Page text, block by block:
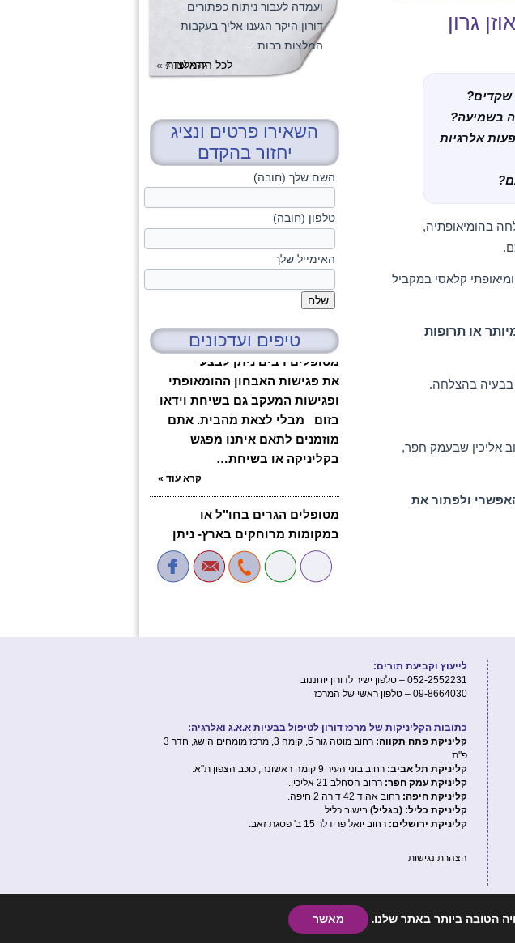
גרון
שקדים?
בשמיעה?
אלרגיות
בהומיאופתיה,
קלאסי במקביל
או תרופות
בבעיה בהצלחה.
אליכין שבעמק חפר,
ולפתור את
ועמדה לעבור ניתוח כפתורים
דורון היקר הגענו אליך בעקבות
המלצות רבות…
קרא עוד»
לכל ההמלצות»
השאירו פרטים ונציג
יחזור בהקדם
השם שלך (חובה)
טלפון (חובה)
האימייל שלך
טיפים ועדכונים
בעקבות המצב בארץ ובקשה של
מטופלים רבים ניתן לבצע
את פגישות האבחון ההומאופתי
ופגישות המעקב גם בשיחת וידאו
בזום מבלי לצאת מהבית. אתם
מוזמנים לתאם איתנו מפגש
בקליניקה או בשיחת…
קרא עוד »
מטופלים הגרים בחו"ל או
במקומות מרוחקים בארץ- ניתן
לבצע אבחון הומאופתי גם בזום
או skype. צרו איתנו קשר טלפוני
רבות מהורים שילדיהם סובלים
מאמר חדש עם טיפים והמלצות
למניעת דלקות אוזניים חוזרות.
"קישורים ומאמרים" באתר,…
באזור המאמרים באתר, העלנו
אותו בעקבות פניות רבות
שהתקבלו אצלנו מתחילת עונת
לייעוץ וקביעת תורים:
052-2552231 – טלפון ישיר לדורון יוחננוב
09-8664030 – טלפון ראשי של המרכז
כתובות הקליניקות של מרכז דורון לטיפול בבעיות א.א.ג ואלרגיה:
קליניקת פתח תקווה:
רחוב מוטה גור 5, קומה 3, מרכז מומחים הישג, חדר 3
פ"ת
קליניקת תל אביב: רחוב בוני העיר 9 קומה ראשונה, כוכב הצפון ת"א.
קליניקת עמק חפר: רחוב הסחלב 21 אליכין.
קליניקת חיפה: רחוב אהוד 42 דירה 2 חיפה.
קליניקת כליל: (בגליל) בישוב כליל
קליניקת ירושלים: רחוב יואל פרידלר 15 ב' פסגת זאב.
הצהרת נגישות
מאשר